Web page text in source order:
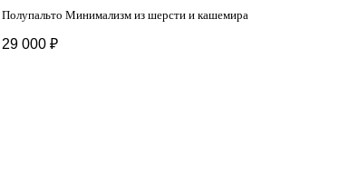
Полупальто Минимализм из шерсти и кашемира
29 000 ₽